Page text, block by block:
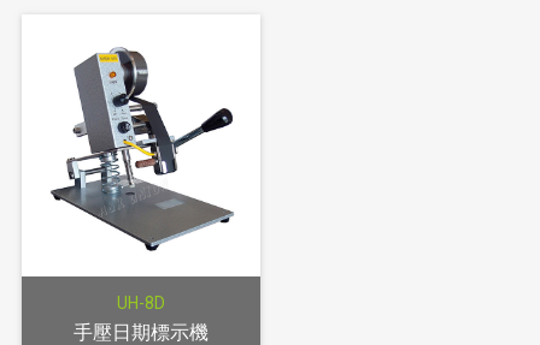
UH-8D
手壓日期標示機